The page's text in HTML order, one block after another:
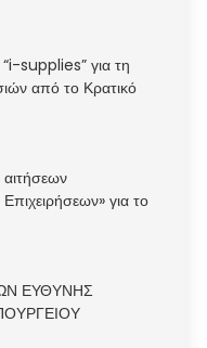
supplies” για τη
από το Κρατικό
για το
ΕΥΘΥΝΗΣ